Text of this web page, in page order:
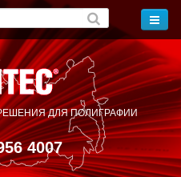
ДЛЯ ПОЛИГРАФИИ
4007